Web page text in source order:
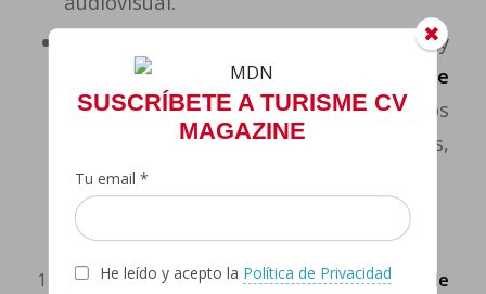
SUSCRÍBETE A TURISME CV
MAGAZINE
Tu email *
He leído y acepto la Política de Privacidad
gerente, técnico y
responsable de proyectos
de
Imagining Dreams.Realiza espacios
físicos en 3D para visitas virtuales,
museos, salas de exposiciones…
11:00h Mesa redonda:Iniciativas municipales de